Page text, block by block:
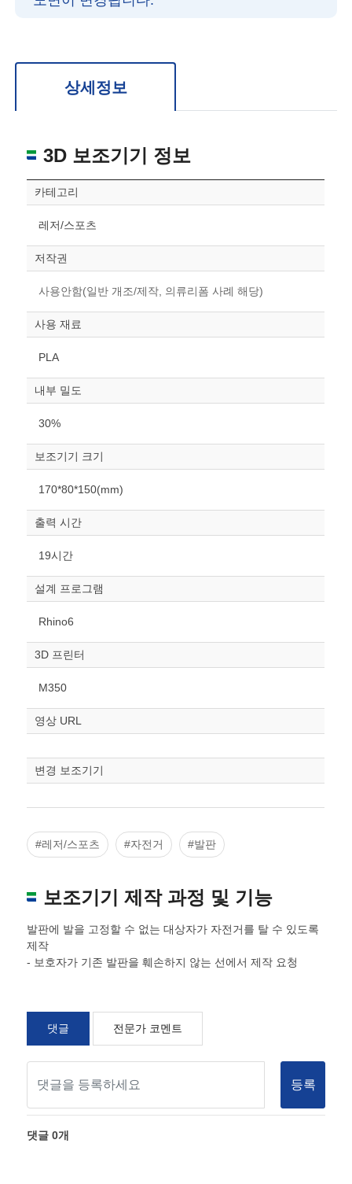
위치 이동: 우측 드래그
조정“ 버튼을 눌러주세요.
너비
높이
mm
폭
mm
스케일
상세정보
3D 보조기기 정보
카테고리
레저/스포츠
저작권
사용안함(일반 개조/제작, 의류리폼 사례 해당)
사용 재료
PLA
내부 밀도
30%
보조기기 크기
170*80*150(mm)
출력 시간
19시간
설계 프로그램
Rhino6
3D 프린터
M350
영상 URL
변경 보조기기
#레저/스포츠 #자전거 #발판
보조기기 제작 과정 및 기능
발판에 발을 고정할 수 없는 대상자가 자전거를 탈 수 있도록
제작
- 보호자가 기존 발판을 훼손하지 않는 선에서 제작 요청
댓글 전문가 코멘트
등록
댓글0개